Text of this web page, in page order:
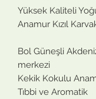
Yüksek Kaliteli
Anamur Kızıl
Bol Güneşli
merkezi
Kekik Kokulu
Tıbbi ve Aromatik